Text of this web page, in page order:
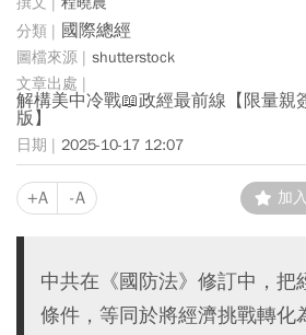
國際總經
shutterstock
解構美中冷戰📖政經最前線【限量親
版】
2025-10-17 12:07
+A -A 加
中共在《國防法》修訂中，把
條件，等同於將經濟挑戰轉化